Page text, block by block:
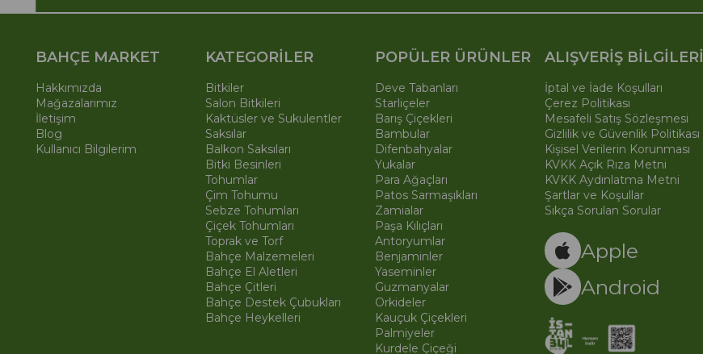
BAHÇE MARKET
Hakkımızda
Mağazalarımız
İletişim
Blog
Kullanıcı Bilgilerim
KATEGORİLER
Bitkiler
Salon Bitkileri
Kaktüsler ve Sukulentler
Saksılar
Balkon Saksıları
Bitki Besinleri
Tohumlar
Çim Tohumu
Sebze Tohumları
Çiçek Tohumları
Toprak ve Torf
Bahçe Malzemeleri
Bahçe El Aletleri
Bahçe Çitleri
Bahçe Destek Çubukları
Bahçe Heykelleri
POPÜLER ÜRÜNLER
Deve Tabanları
Starliçeler
Barış Çiçekleri
Bambular
Difenbahyalar
Yukalar
Para Ağaçları
Patos Sarmaşıkları
Zamialar
Paşa Kılıçları
Antoryumlar
Benjaminler
Yaseminler
Guzmanyalar
Orkideler
Kauçuk Çiçekleri
Palmiyeler
Kurdele Çiçeği
ALIŞVERİŞ BİLGİLERİ
İptal ve İade Koşulları
Çerez Politikası
Mesafeli Satış Sözleşmesi
Gizlilik ve Güvenlik Politikası
Kişisel Verilerin Korunması
KVKK Açık Rıza Metni
KVKK Aydınlatma Metni
Şartlar ve Koşullar
Sıkça Sorulan Sorular
Apple
Android